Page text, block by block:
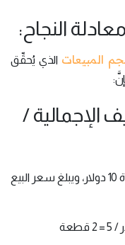
المبيعات الذي يُحقِّق
الإجمالية /
مثال: تُكلِّف شركة تصنيع إنتاج قطعة واحدة 10 دولار، ويبلغ سعر البيع